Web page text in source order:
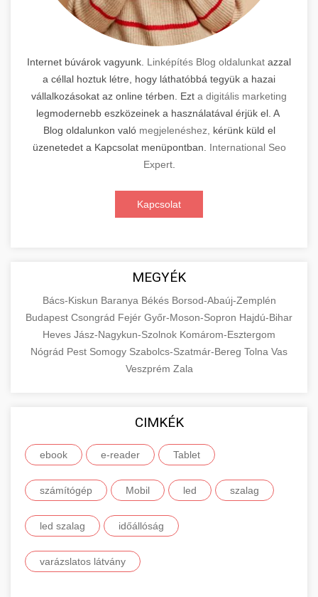
Internet búvárok vagyunk. Linképítés Blog oldalunkat azzal
a céllal hoztuk létre, hogy láthatóbbá tegyük a hazai
vállalkozásokat az online térben. Ezt a digitális marketing
legmodernebb eszközeinek a használatával érjük el. A
Blog oldalunkon való megjelenéshez,
kérünk küld el
üzenetedet a Kapcsolat menüpontban. International Seo
Expert.
Kapcsolat
MEGYÉK
Bács-Kiskun Baranya Békés Borsod-Abaúj-Zemplén
Budapest Csongrád Fejér Győr-Moson-Sopron Hajdú-Bihar
Heves Jász-Nagykun-Szolnok Komárom-Esztergom
Nógrád Pest Somogy Szabolcs-Szatmár-Bereg Tolna Vas
Veszprém Zala
CIMKÉK
ebook e-reader Tablet
számítógép Mobil led szalag
led szalag időállóság
varázslatos látvány